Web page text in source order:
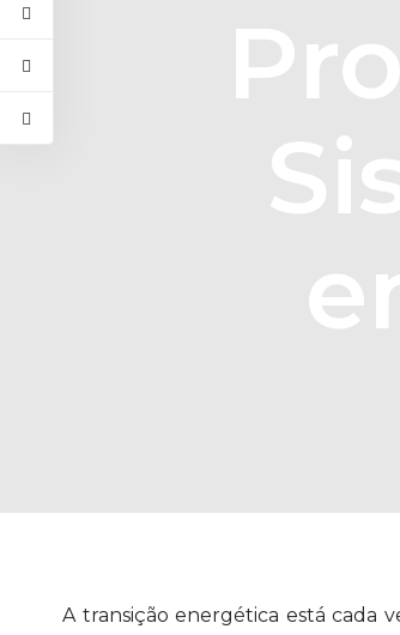
A transição energética está cada